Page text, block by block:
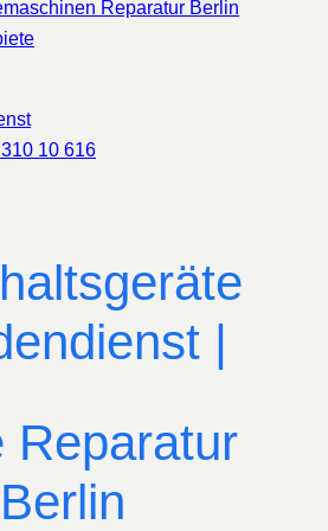
Reparatur Berlin
10 616
|
Reparatur
Berlin